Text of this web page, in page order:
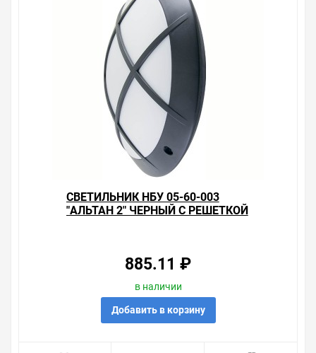
СВЕТИЛЬНИК НБУ 05-60-003
"АЛЬТАН 2" ЧЕРНЫЙ С РЕШЕТКОЙ
885.11 ₽
в наличии
Добавить в корзину